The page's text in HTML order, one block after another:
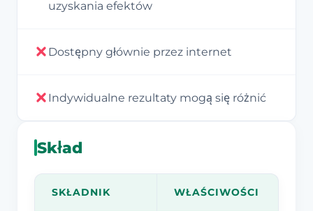
uzyskania efektów
Dostępny głównie przez internet
Indywidualne rezultaty mogą się różnić
Skład
SKŁADNIK WŁAŚCIWOŚCI